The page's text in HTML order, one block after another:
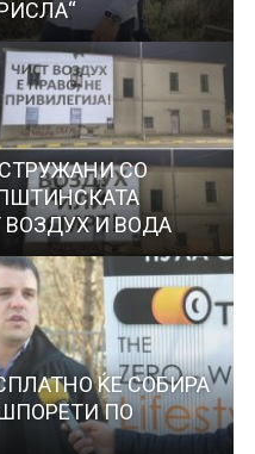
СО
ВОЗДУХ И ВОДА
ЌЕ СОБИРА
ПО